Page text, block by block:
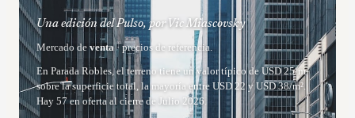
Una edición del Pulso, por Vic Miascovsky
Mercado de venta· precios de referencia.
En Parada Robles, el terreno tiene un valor típico de USD 25/m²
sobre la superficie total, la mayoría entre USD 22 y USD 38/m².
Hay 57 en oferta al cierre de Julio 2026.